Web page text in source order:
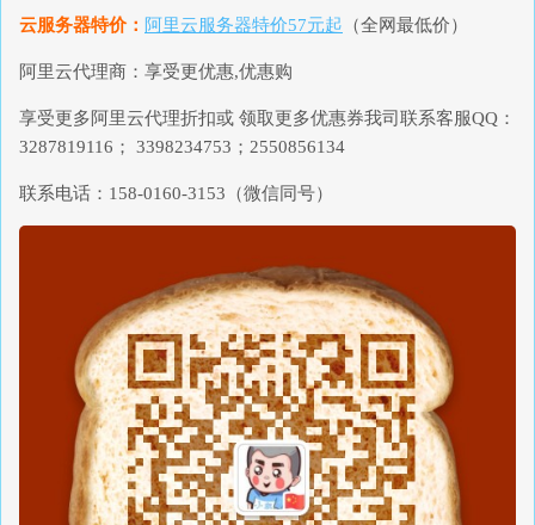
云服务器特价： 阿里云服务器特价57元起 （全网最低价）
阿里云代理商：享受更优惠,优惠购
享受更多阿里云代理折扣或 领取更多优惠券我司联系客服QQ：
3287819116； 3398234753；2550856134
联系电话：158-0160-3153（微信同号）